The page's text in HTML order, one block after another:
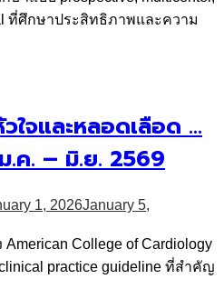
ที่ศึกษาประสิทธิภาพและความ
ใจและหลอดเลือด …
.ค. – มิ.ย. 2569
1, 2026January 5,
College of Cardiology
practice guideline ที่สำคัญ